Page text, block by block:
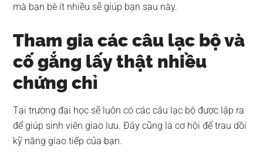
mà bạn bè ít nhiều sẽ giúp bạn sau này.
Tham gia các câu lạc bộ và
cố gắng lấy thật nhiều
chứng chỉ
Tại trường đại học sẽ luôn có các câu lạc bộ được lập ra
để giúp sinh viên giao lưu. Đây cũng là cơ hội để trau dồi
kỹ năng giao tiếp của bạn.